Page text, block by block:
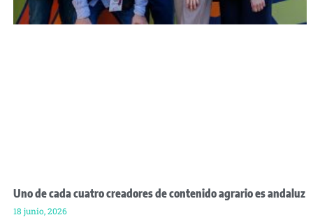
Uno de cada cuatro creadores de contenido agrario es andaluz
18 junio, 2026